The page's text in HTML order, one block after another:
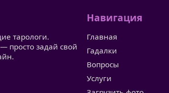
тарологи.
просто задай свой
Навигация
Главная
Гадалки
Вопросы
Услуги